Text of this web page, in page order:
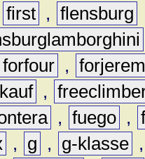
first , flensburg
forfour ,
,
, fuego ,
, g , g-klasse